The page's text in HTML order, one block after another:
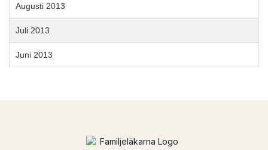
Augusti 2013
Juli 2013
Juni 2013